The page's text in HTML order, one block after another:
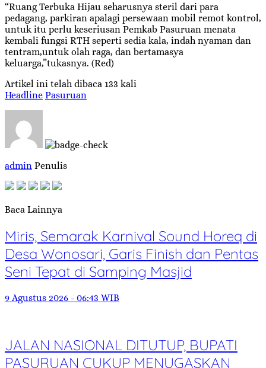
“Ruang Terbuka Hijau seharusnya steril dari para
pedagang, parkiran apalagi persewaan mobil remot kontrol,
untuk itu perlu keseriusan Pemkab Pasuruan menata
kembali fungsi RTH seperti sedia kala, indah nyaman dan
tentram,untuk olah raga, dan bertamasya
keluarga,”tukasnya. (Red)
Artikel ini telah dibaca 133 kali
Headline Pasuruan
admin Penulis
Baca Lainnya
Miris, Semarak Karnival Sound Horeq di
Desa Wonosari, Garis Finish dan Pentas
Seni Tepat di Samping Masjid
9 Agustus 2026 - 06:43 WIB
JALAN NASIONAL DITUTUP, BUPATI
PASURUAN CUKUP MENUGASKAN